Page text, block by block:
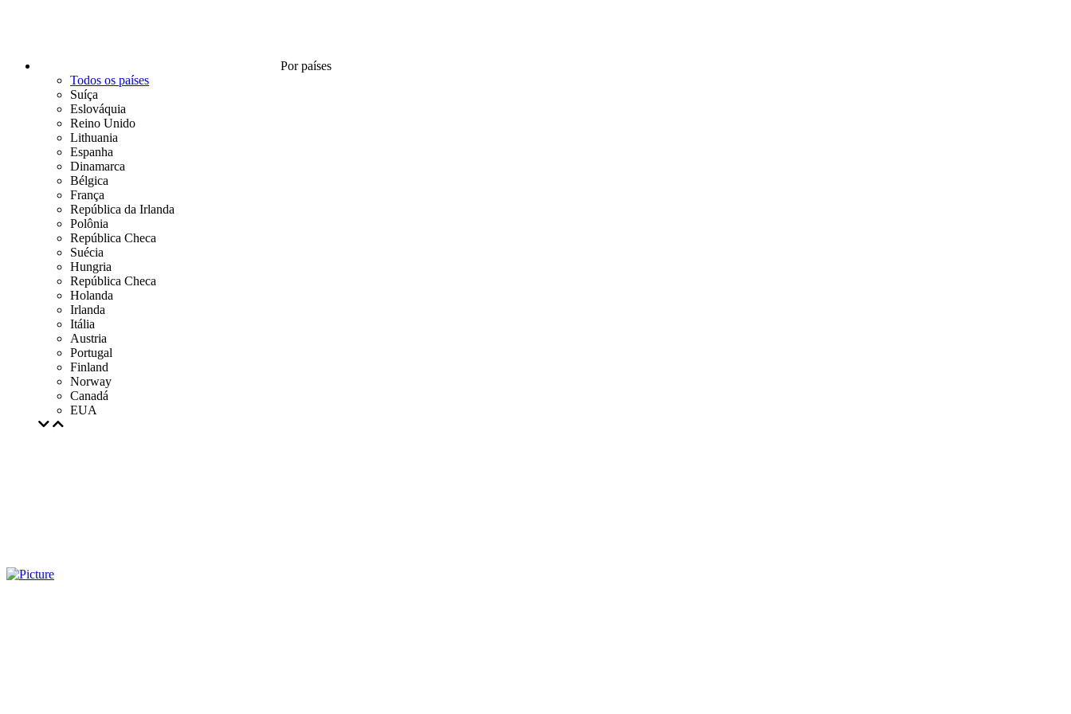
Por países
Todos os países
Suíça
Eslováquia
Reino Unido
Lithuania
Espanha
Dinamarca
Bélgica
França
República da Irlanda
Polônia
República Checa
Suécia
Hungria
República Checa
Holanda
Irlanda
Itália
Austria
Portugal
Finland
Norway
Canadá
EUA